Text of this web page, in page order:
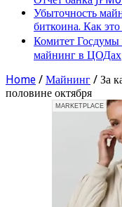
Убыточность
биткоина. Как
Комитет
майнинг в ЦОДах
Home / Майнинг / За
половине октября
MARKETPLACE